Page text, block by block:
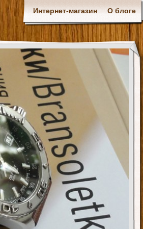
Интернет-магазин О блоге